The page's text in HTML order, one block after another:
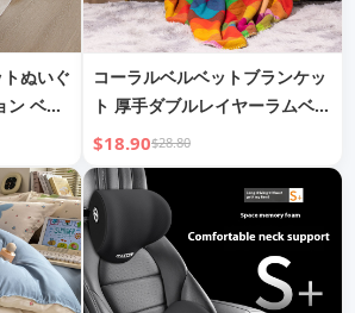
ぬいぐ
ン ベイ
弁花
ムピロ
ロップ
コーラルベルベットブランケッ
ト 厚手ダブルレイヤーラムベル
ベットブランケット シェルパチ
ェック柄スローブランケット 昼
寝用ブランケット 越境限定卸売
$18.90$28.80